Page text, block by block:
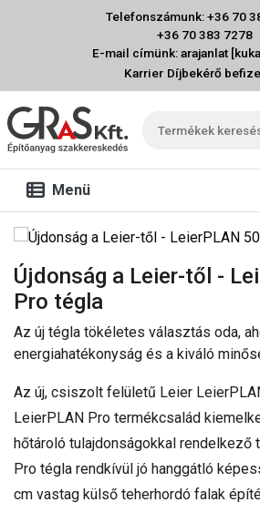
Telefonszámunk: +36 70
+36 70 383 7278
E-mail címünk: arajanlat
Karrier Díjbekérő
Menü
Újdonság a Leier-től -
Pro tégla
Az új tégla tökéletes választás oda,
energiahatékonyság és a kiváló
Az új, csiszolt felületű Leier
LeierPLAN Pro termékcsalád
hőtároló tulajdonságokkal rendelkező
Pro tégla rendkívül jó hanggátló
cm vastag külső teherhordó falak